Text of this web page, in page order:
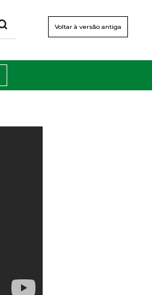
Voltar à versão antiga